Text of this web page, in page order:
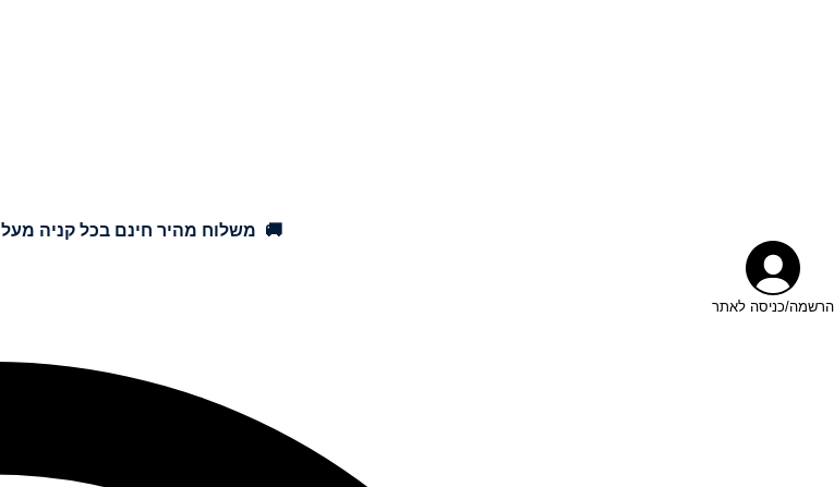
🚚 משלוח מהיר חינם בכל קניה מעל 199₪ 😍
הרשמה/כניסה לאתר